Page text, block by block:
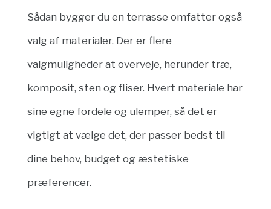
Sådan bygger du en terrasse omfatter også
valg af materialer. Der er flere
valgmuligheder at overveje, herunder træ,
komposit, sten og fliser. Hvert materiale har
sine egne fordele og ulemper, så det er
vigtigt at vælge det, der passer bedst til
dine behov, budget og æstetiske
præferencer.